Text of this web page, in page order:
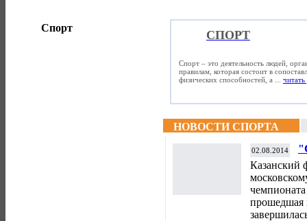
Спорт
СПОРТ
Спорт – это деятельность людей,
правилам, которая состоит в
физических способностей, а ... читать
НОВОСТИ СПОРТА
02.08.2014
Казанский
прошедшая